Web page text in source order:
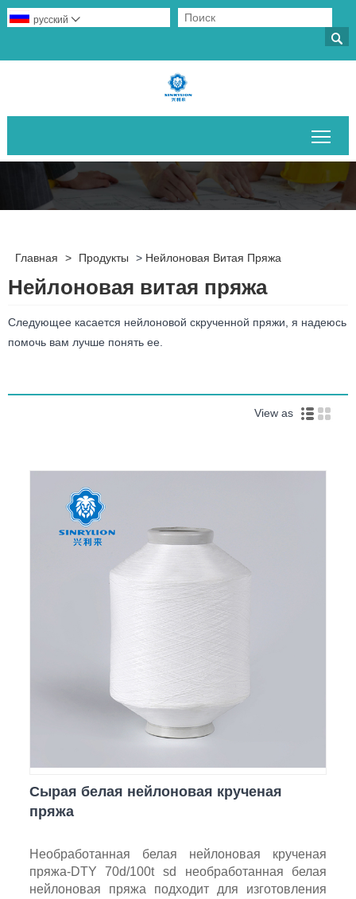

русский 
Главная > Продукты > Нейлоновая Витая Пряжа
Нейлоновая витая пряжа
Следующее касается нейлоновой скрученной пряжи, я надеюсь
помочь вам лучше понять ее.
View as
Сырая белая нейлоновая крученая
пряжа
Необработанная белая нейлоновая крученая
пряжа-DTY 70d/100t sd необработанная белая
нейлоновая пряжа подходит для изготовления